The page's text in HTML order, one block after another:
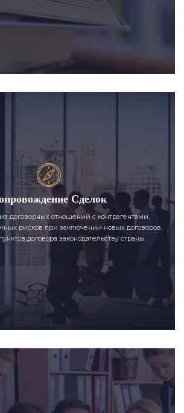
Сделок
договорных отношений с контрагентами,
рисков при заключении новых договоров,
договора законодательству страны.